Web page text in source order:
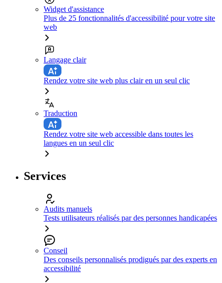
Widget d'assistance
Plus de 25 fonctionnalités d'accessibilité pour votre site
web
Langage clair
Rendez votre site web plus clair en un seul clic
Traduction
Rendez votre site web accessible dans toutes les
langues en un seul clic
Services
Audits manuels
Tests utilisateurs réalisés par des personnes handicapées
Conseil
Des conseils personnalisés prodigués par des experts en
accessibilité